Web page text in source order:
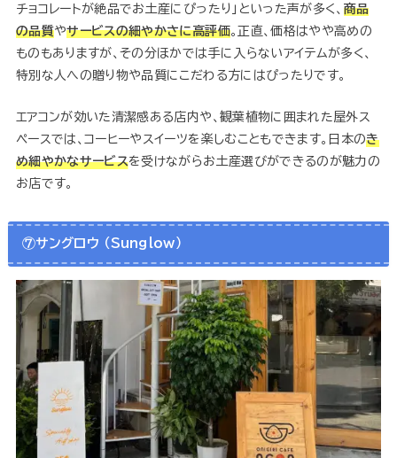
チョコレートが絶品でお土産にぴったり」といった声が多く、 商品
の品質やサービスの細やかさに高評価。正直、価格はやや高めの
ものもありますが、その分ほかでは手に入らないアイテムが多く、
特別な人への贈り物や品質にこだわる方にはぴったりです。
エアコンが効いた清潔感ある店内や、観葉植物に囲まれた屋外ス
ペースでは、コーヒーやスイーツを楽しむこともできます。日本のき
め細やかなサービスを受けながらお土産選びができるのが魅力の
お店です。
⑦サングロウ （Sunglow）